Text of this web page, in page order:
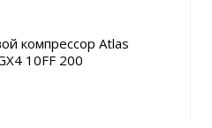
компрессор Atlas
10FF 200